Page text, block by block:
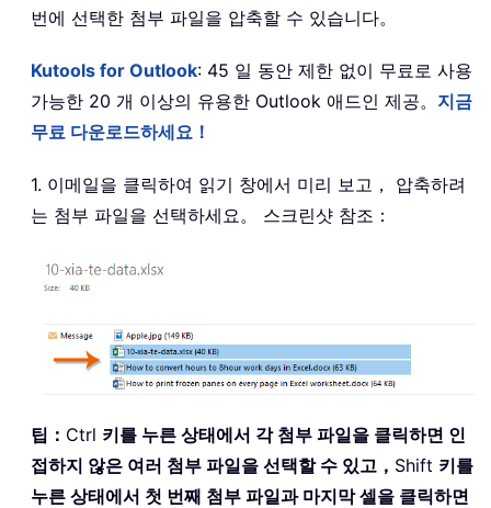
번에 선택한 첨부 파일을 압축할 수 있습니다。
Kutools for Outlook: 45 일 동안 제한 없이 무료로 사용
가능한 20 개 이상의 유용한 Outlook 애드인 제공。 지금
무료 다운로드하세요！
1. 이메일을 클릭하여 읽기 창에서 미리 보고， 압축하려
는 첨부 파일을 선택하세요。 스크린샷 참조：
팁： Ctrl 키를 누른 상태에서 각 첨부 파일을 클릭하면 인
접하지 않은 여러 첨부 파일을 선택할 수 있고， Shift 키를
누른 상태에서 첫 번째 첨부 파일과 마지막 셀을 클릭하면